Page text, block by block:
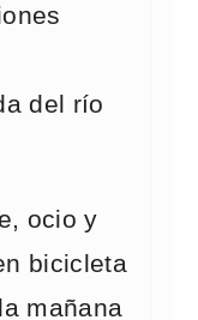
del río
ocio y
bicicleta
mañana